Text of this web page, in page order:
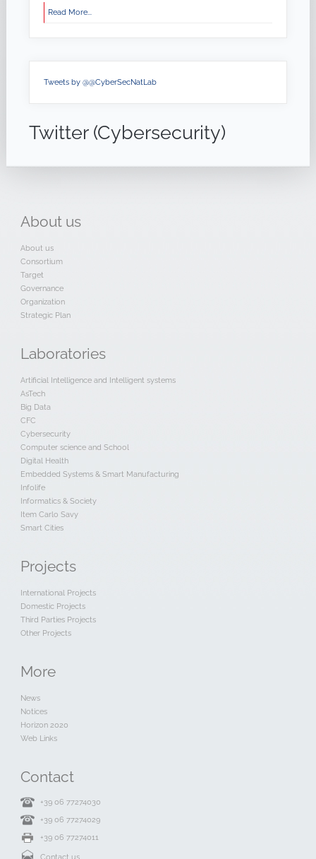
Read More...
Tweets by @@CyberSecNatLab
Twitter (Cybersecurity)
About us
About us
Consortium
Target
Governance
Organization
Strategic Plan
Laboratories
Artificial Intelligence and Intelligent systems
AsTech
Big Data
CFC
Cybersecurity
Computer science and School
Digital Health
Embedded Systems & Smart Manufacturing
Infolife
Informatics & Society
Item Carlo Savy
Smart Cities
Projects
International Projects
Domestic Projects
Third Parties Projects
Other Projects
More
News
Notices
Horizon 2020
Web Links
Contact
+39 06 77274030
+39 06 77274029
+39 06 77274011